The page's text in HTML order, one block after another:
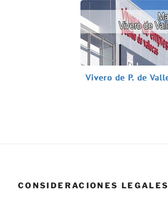
CONSIDERACIONES LEGALES